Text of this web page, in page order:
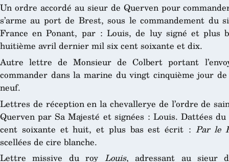
Un ordre accordé au sieur de Querven pour
s’arme au port de Brest, sous le commandement du
France en Ponant, par : Louis, de luy signé et plus
huitième avril dernier mil six cent soixante et dix.
Autre lettre de Monsieur de Colbert portant
commander dans la marine du vingt cinquième jour
neuf.
Lettres de réception en la chevallerye de l’ordre de
Querven par Sa Majesté et signées : Louis. Dattées
cent soixante et huit, et plus bas est écrit : Par le
scellées de cire blanche.
Lettre missive du roy Louis, adressant au sieur